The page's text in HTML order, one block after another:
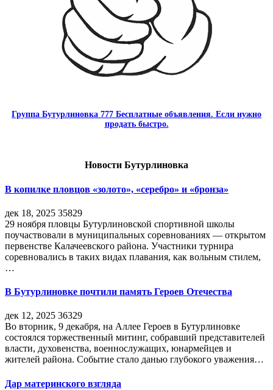
Группа Бутурлиновка 777 Бесплатные объявления. Если нужно
продать быстро.
Новости Бутурлиновка
В копилке пловцов «золото», «серебро» и «бронза»
дек 18, 2025 35829
29 ноября пловцы Бутурлиновской спортивной школы
поучаствовали в муниципальных соревнованиях — открытом
первенстве Калачеевского района. Участники турнира
соревновались в таких видах плавания, как вольным стилем,
…
В Бутурлиновке почтили память Героев Отечества
дек 12, 2025 36329
Во вторник, 9 декабря, на Аллее Героев в Бутурлиновке
состоялся торжественный митинг, собравший представителей
власти, духовенства, военнослужащих, юнармейцев и
жителей района. Событие стало данью глубокого уважения…
Дар материнского взгляда